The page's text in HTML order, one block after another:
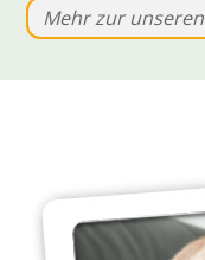
Mehr zur